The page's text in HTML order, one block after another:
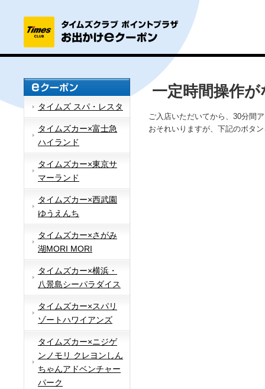
タイムズ スパ・レスタ
タイムズカー×富士急
ハイランド
タイムズカー×東京サ
マーランド
タイムズカー×西武園
ゆうえんち
タイムズカー×さがみ
湖MORI MORI
タイムズカー×横浜・
八景島シーパラダイス
タイムズカー×スパリ
ゾートハワイアンズ
タイムズカー×ニジゲ
ンノモリ クレヨンしん
ちゃんアドベンチャー
パーク
一定時間操作
ご入店いただいてから、30分間
おそれいりますが、下記のボタ